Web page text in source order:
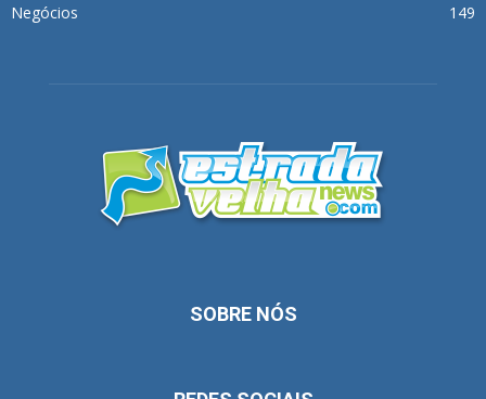
Negócios
149
SOBRE NÓS